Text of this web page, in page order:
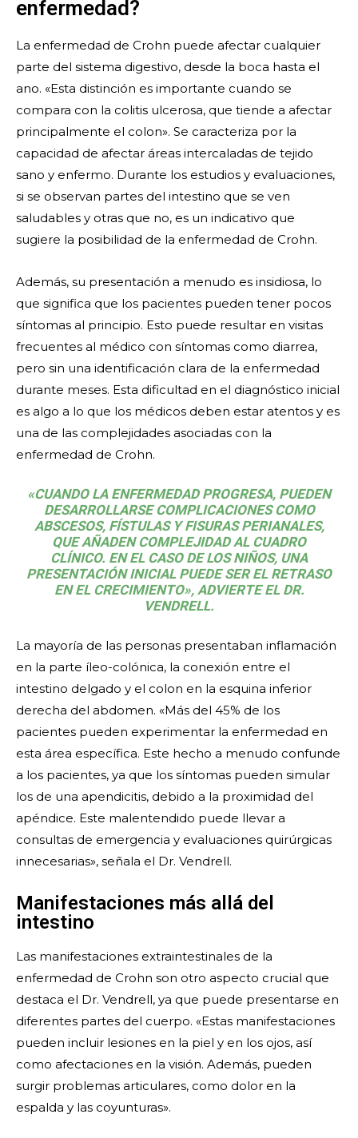
enfermedad?
La enfermedad de Crohn puede afectar cualquier
parte del sistema digestivo, desde la boca hasta el
ano. «Esta distinción es importante cuando se
compara con la colitis ulcerosa, que tiende a afectar
principalmente el colon». Se caracteriza por la
capacidad de afectar áreas intercaladas de tejido
sano y enfermo. Durante los estudios y evaluaciones,
si se observan partes del intestino que se ven
saludables y otras que no, es un indicativo que
sugiere la posibilidad de la enfermedad de Crohn.
Además, su presentación a menudo es insidiosa, lo
que significa que los pacientes pueden tener pocos
síntomas al principio. Esto puede resultar en visitas
frecuentes al médico con síntomas como diarrea,
pero sin una identificación clara de la enfermedad
durante meses. Esta dificultad en el diagnóstico inicial
es algo a lo que los médicos deben estar atentos y es
una de las complejidades asociadas con la
enfermedad de Crohn.
«CUANDO LA ENFERMEDAD PROGRESA, PUEDEN
DESARROLLARSE COMPLICACIONES COMO
ABSCESOS, FÍSTULAS Y FISURAS PERIANALES,
QUE AÑADEN COMPLEJIDAD AL CUADRO
CLÍNICO. EN EL CASO DE LOS NIÑOS, UNA
PRESENTACIÓN INICIAL PUEDE SER EL RETRASO
EN EL CRECIMIENTO», ADVIERTE EL DR.
VENDRELL.
La mayoría de las personas presentaban inflamación
en la parte íleo-colónica, la conexión entre el
intestino delgado y el colon en la esquina inferior
derecha del abdomen. «Más del 45% de los
pacientes pueden experimentar la enfermedad en
esta área específica. Este hecho a menudo confunde
a los pacientes, ya que los síntomas pueden simular
los de una apendicitis, debido a la proximidad del
apéndice. Este malentendido puede llevar a
consultas de emergencia y evaluaciones quirúrgicas
innecesarias», señala el Dr. Vendrell.
Manifestaciones más allá del
intestino
Las manifestaciones extraintestinales de la
enfermedad de Crohn son otro aspecto crucial que
destaca el Dr. Vendrell, ya que puede presentarse en
diferentes partes del cuerpo. «Estas manifestaciones
pueden incluir lesiones en la piel y en los ojos, así
como afectaciones en la visión. Además, pueden
surgir problemas articulares, como dolor en la
espalda y las coyunturas».